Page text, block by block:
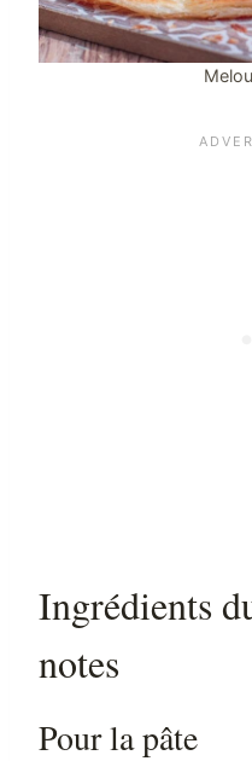
Ingrédients
notes
Pour la pâte